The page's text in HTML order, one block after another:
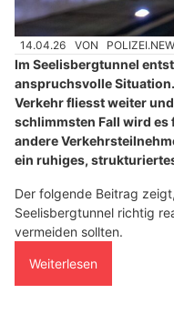
14.04.26 VON
Im Seelisbergtunnel
anspruchsvolle
Verkehr fliesst weiter
schlimmsten Fall wird es
andere
ein ruhiges,
Der folgende Beitrag
Seelisbergtunnel richtig
vermeiden sollten.
Weiterlesen